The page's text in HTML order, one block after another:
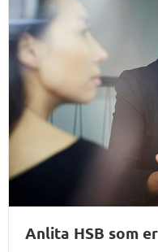
Anlita HSB som